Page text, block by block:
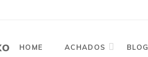
HOME ACHADOS BLOG